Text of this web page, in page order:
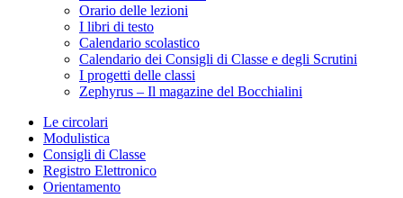
Orario delle lezioni
I libri di testo
Calendario scolastico
Calendario dei Consigli di Classe e degli Scrutini
I progetti delle classi
Zephyrus – Il magazine del Bocchialini
Le circolari
Modulistica
Consigli di Classe
Registro Elettronico
Orientamento